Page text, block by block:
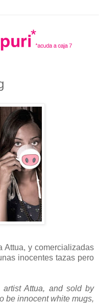
Attua, y comercializadas
inocentes tazas pero
artist Attua, and sold by
be innocent white mugs,